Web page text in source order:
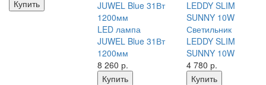
Купить
LED лампа
JUWEL Blue 31Вт
1200мм
8 260 р.
Купить
Светильник
LEDDY SLIM
SUNNY 10W
4 780 р.
Купить